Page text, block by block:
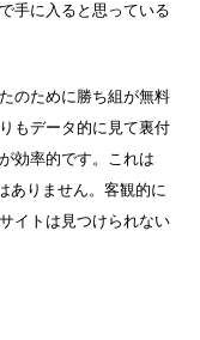
手に入ると思っている
のために勝ち組が無料
もデータ的に見て裏付
効率的です。これは
ありません。客観的に
イトは見つけられない